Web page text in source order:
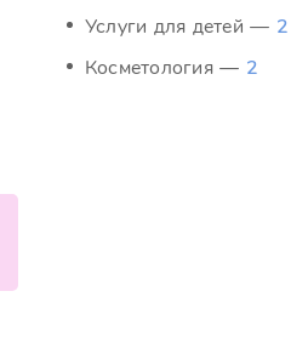
Услуги для детей — 2
Косметология — 2